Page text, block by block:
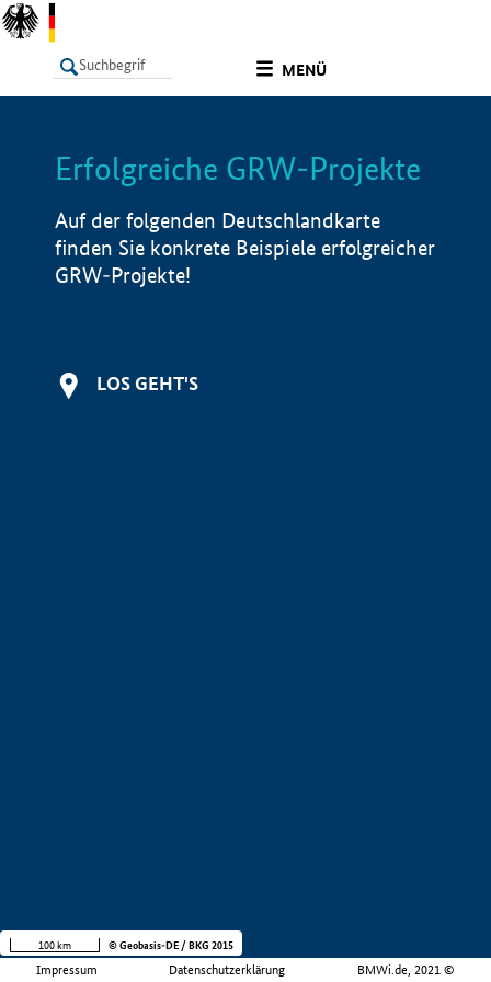
MENÜ
LISTE Info
Erfolgreiche GRW-Projekte
Auf der folgenden Deutschlandkarte
finden Sie konkrete Beispiele erfolgreicher
GRW-Projekte!
LOS GEHT'S
Impressum Datenschutzerklärung BMWi.de, 2021 ©
100 km © Geobasis-DE / BKG 2015